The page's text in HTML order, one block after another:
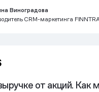
Виноградова
CRM-маркетинга
от акций. Как